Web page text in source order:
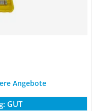
Angebote
GUT